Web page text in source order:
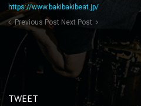
https://www.bakibakibeat.jp/
Previous Post Next Post
TWEET